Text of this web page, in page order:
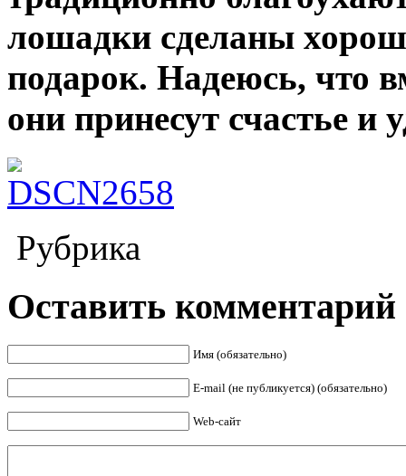
лошадки сделаны
подарок. Надеюсь, что
они принесут счастье
Рубрика
Оставить комментарий
Имя (обязательно)
E-mail (не публикуется) (обязательно)
Web-сайт